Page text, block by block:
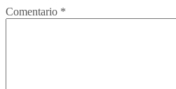
Comentario *